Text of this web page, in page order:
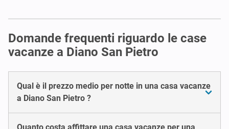
Domande frequenti riguardo le case
vacanze a Diano San Pietro
Qual è il prezzo medio per notte in una casa vacanze
a Diano San Pietro ?